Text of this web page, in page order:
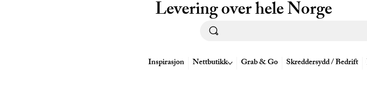
Levering over hele Norge
Inspirasjon Nettbutikk Grab & Go Skreddersydd / Bedrift